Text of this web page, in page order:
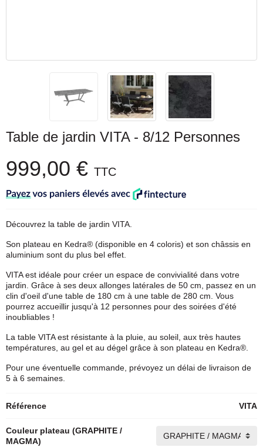
Table de jardin VITA - 8/12 Personnes
999,00 € TTC
Découvrez la table de jardin VITA.
Son plateau en Kedra® (disponible en 4 coloris) et son châssis en
aluminium sont du plus bel effet.
VITA est idéale pour créer un espace de convivialité dans votre
jardin. Grâce à ses deux allonges latérales de 50 cm, passez en un
clin d'oeil d'une table de 180 cm à une table de 280 cm. Vous
pourrez accueillir jusqu'à 12 personnes pour des soirées d'été
inoubliables !
La table VITA est résistante à la pluie, au soleil, aux très hautes
températures, au gel et au dégel grâce à son plateau en Kedra®.
Pour une éventuelle commande, prévoyez un délai de livraison de
5 à 6 semaines.
Référence VITA
Couleur plateau (GRAPHITE /
MAGMA)